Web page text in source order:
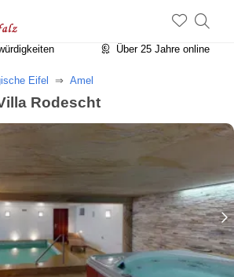
Unterkünfte in Rheinland-Pfalz
Über 25 Jahre online
Eifel Amel
Rodescht